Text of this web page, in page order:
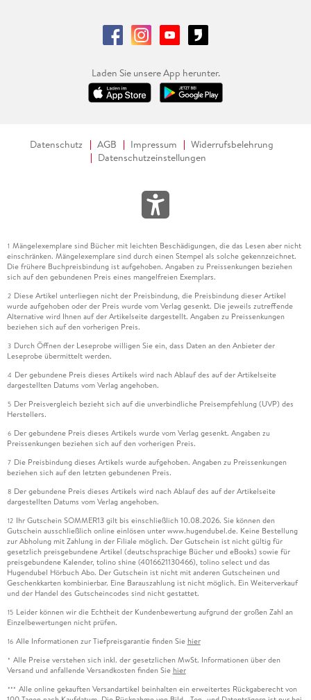
Laden Sie unsere App herunter.
Datenschutz AGB Impressum
Widerrufsbelehrung
Datenschutzeinstellungen
1 Mängelexemplare sind Bücher mit leichten Beschädigungen, die das Lesen aber nicht
einschränken. Mängelexemplare sind durch einen Stempel als solche gekennzeichnet.
Die frühere Buchpreisbindung ist aufgehoben. Angaben zu Preissenkungen beziehen
sich auf den gebundenen Preis eines mangelfreien Exemplars.
2 Diese Artikel unterliegen nicht der Preisbindung, die Preisbindung dieser Artikel
wurde aufgehoben oder der Preis wurde vom Verlag gesenkt. Die jeweils zutreffende
Alternative wird Ihnen auf der Artikelseite dargestellt. Angaben zu Preissenkungen
beziehen sich auf den vorherigen Preis.
3 Durch Öffnen der Leseprobe willigen Sie ein, dass Daten an den Anbieter der
Leseprobe übermittelt werden.
4 Der gebundene Preis dieses Artikels wird nach Ablauf des auf der Artikelseite
dargestellten Datums vom Verlag angehoben.
5 Der Preisvergleich bezieht sich auf die unverbindliche Preisempfehlung (UVP) des
Herstellers.
6 Der gebundene Preis dieses Artikels wurde vom Verlag gesenkt. Angaben zu
Preissenkungen beziehen sich auf den vorherigen Preis.
7 Die Preisbindung dieses Artikels wurde aufgehoben. Angaben zu Preissenkungen
beziehen sich auf den letzten gebundenen Preis.
8 Der gebundene Preis dieses Artikels wird nach Ablauf des auf der Artikelseite
dargestellten Datums vom Verlag angehoben.
12 Ihr Gutschein SOMMER13 gilt bis einschließlich 10.08.2026. Sie können den
Gutschein ausschließlich online einlösen unter www.hugendubel.de. Keine Bestellung
zur Abholung mit Zahlung in der Filiale möglich. Der Gutschein ist nicht gültig für
gesetzlich preisgebundene Artikel (deutschsprachige Bücher und eBooks) sowie für
preisgebundene Kalender, tolino shine (4016621130466), tolino select und das
Hugendubel Hörbuch Abo. Der Gutschein ist nicht mit anderen Gutscheinen und
Geschenkkarten kombinierbar. Eine Barauszahlung ist nicht möglich. Ein Weiterverkauf
und der Handel des Gutscheincodes sind nicht gestattet.
15 Leider können wir die Echtheit der Kundenbewertung aufgrund der großen Zahl an
Einzelbewertungen nicht prüfen.
16 Alle Informationen zur Tiefpreisgarantie finden Sie hier
* Alle Preise verstehen sich inkl. der gesetzlichen MwSt. Informationen über den
Versand und anfallende Versandkosten finden Sie hier
*** Alle online gekauften Versandartikel beinhalten ein erweitertes Rückgaberecht von